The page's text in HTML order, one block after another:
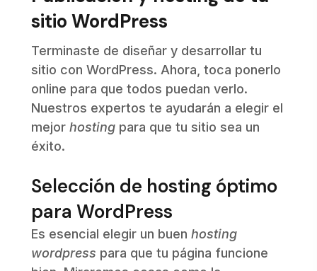
sitio WordPress
Terminaste de diseñar y desarrollar tu
sitio con WordPress. Ahora, toca ponerlo
online para que todos puedan verlo.
Nuestros expertos te ayudarán a elegir el
mejor hosting para que tu sitio sea un
éxito.
Selección de hosting óptimo
para WordPress
Es esencial elegir un buen hosting
wordpress para que tu página funcione